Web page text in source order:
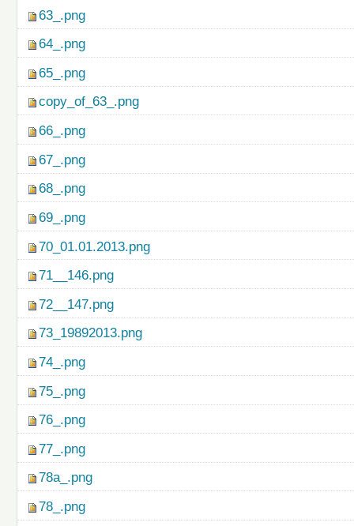
63_.png
64_.png
65_.png
copy_of_63_.png
66_.png
67_.png
68_.png
69_.png
70_01.01.2013.png
71__146.png
72__147.png
73_19892013.png
74_.png
75_.png
76_.png
77_.png
78a_.png
78_.png